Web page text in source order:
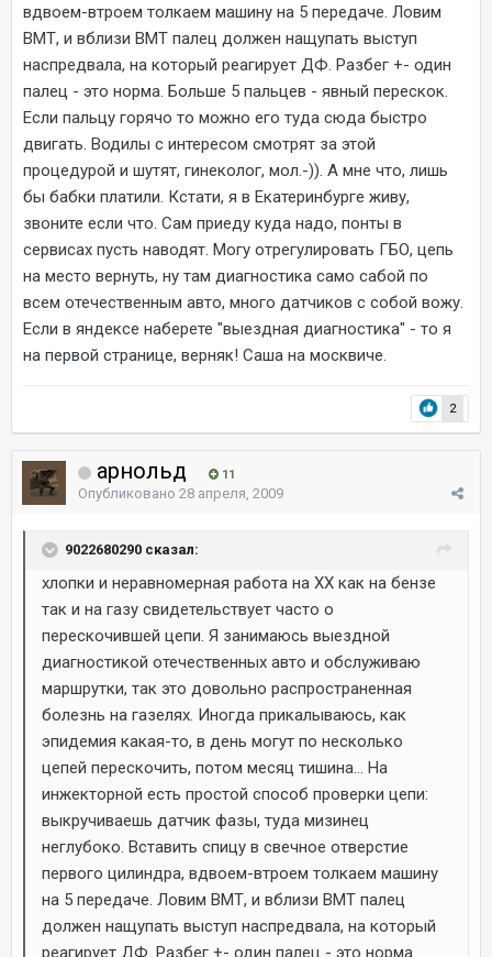
вдвоем-втроем толкаем машину на 5 передаче. Ловим
ВМТ, и вблизи ВМТ палец должен нащупать выступ
наспредвала, на который реагирует ДФ. Разбег +- один
палец - это норма. Больше 5 пальцев - явный перескок.
Если пальцу горячо то можно его туда сюда быстро
двигать. Водилы с интересом смотрят за этой
процедурой и шутят, гинеколог, мол.-)). А мне что, лишь
бы бабки платили. Кстати, я в Екатеринбурге живу,
звоните если что. Сам приеду куда надо, понты в
сервисах пусть наводят. Могу отрегулировать ГБО, цепь
на место вернуть, ну там диагностика само сабой по
всем отечественным авто, много датчиков с собой вожу.
Если в яндексе наберете "выездная диагностика" - то я
на первой странице, верняк! Саша на москвиче.
2
арнольд 11
Опубликовано 28 апреля, 2009
9022680290 сказал:
хлопки и неравномерная работа на ХХ как на бензе
так и на газу свидетельствует часто о
перескочившей цепи. Я занимаюсь выездной
диагностикой отечественных авто и обслуживаю
маршрутки, так это довольно распространенная
болезнь на газелях. Иногда прикалываюсь, как
эпидемия какая-то, в день могут по несколько
цепей перескочить, потом месяц тишина... На
инжекторной есть простой способ проверки цепи:
выкручиваешь датчик фазы, туда мизинец
неглубоко. Вставить спицу в свечное отверстие
первого цилиндра, вдвоем-втроем толкаем машину
на 5 передаче. Ловим ВМТ, и вблизи ВМТ палец
должен нащупать выступ наспредвала, на который
реагирует ДФ. Разбег +- один палец - это норма.